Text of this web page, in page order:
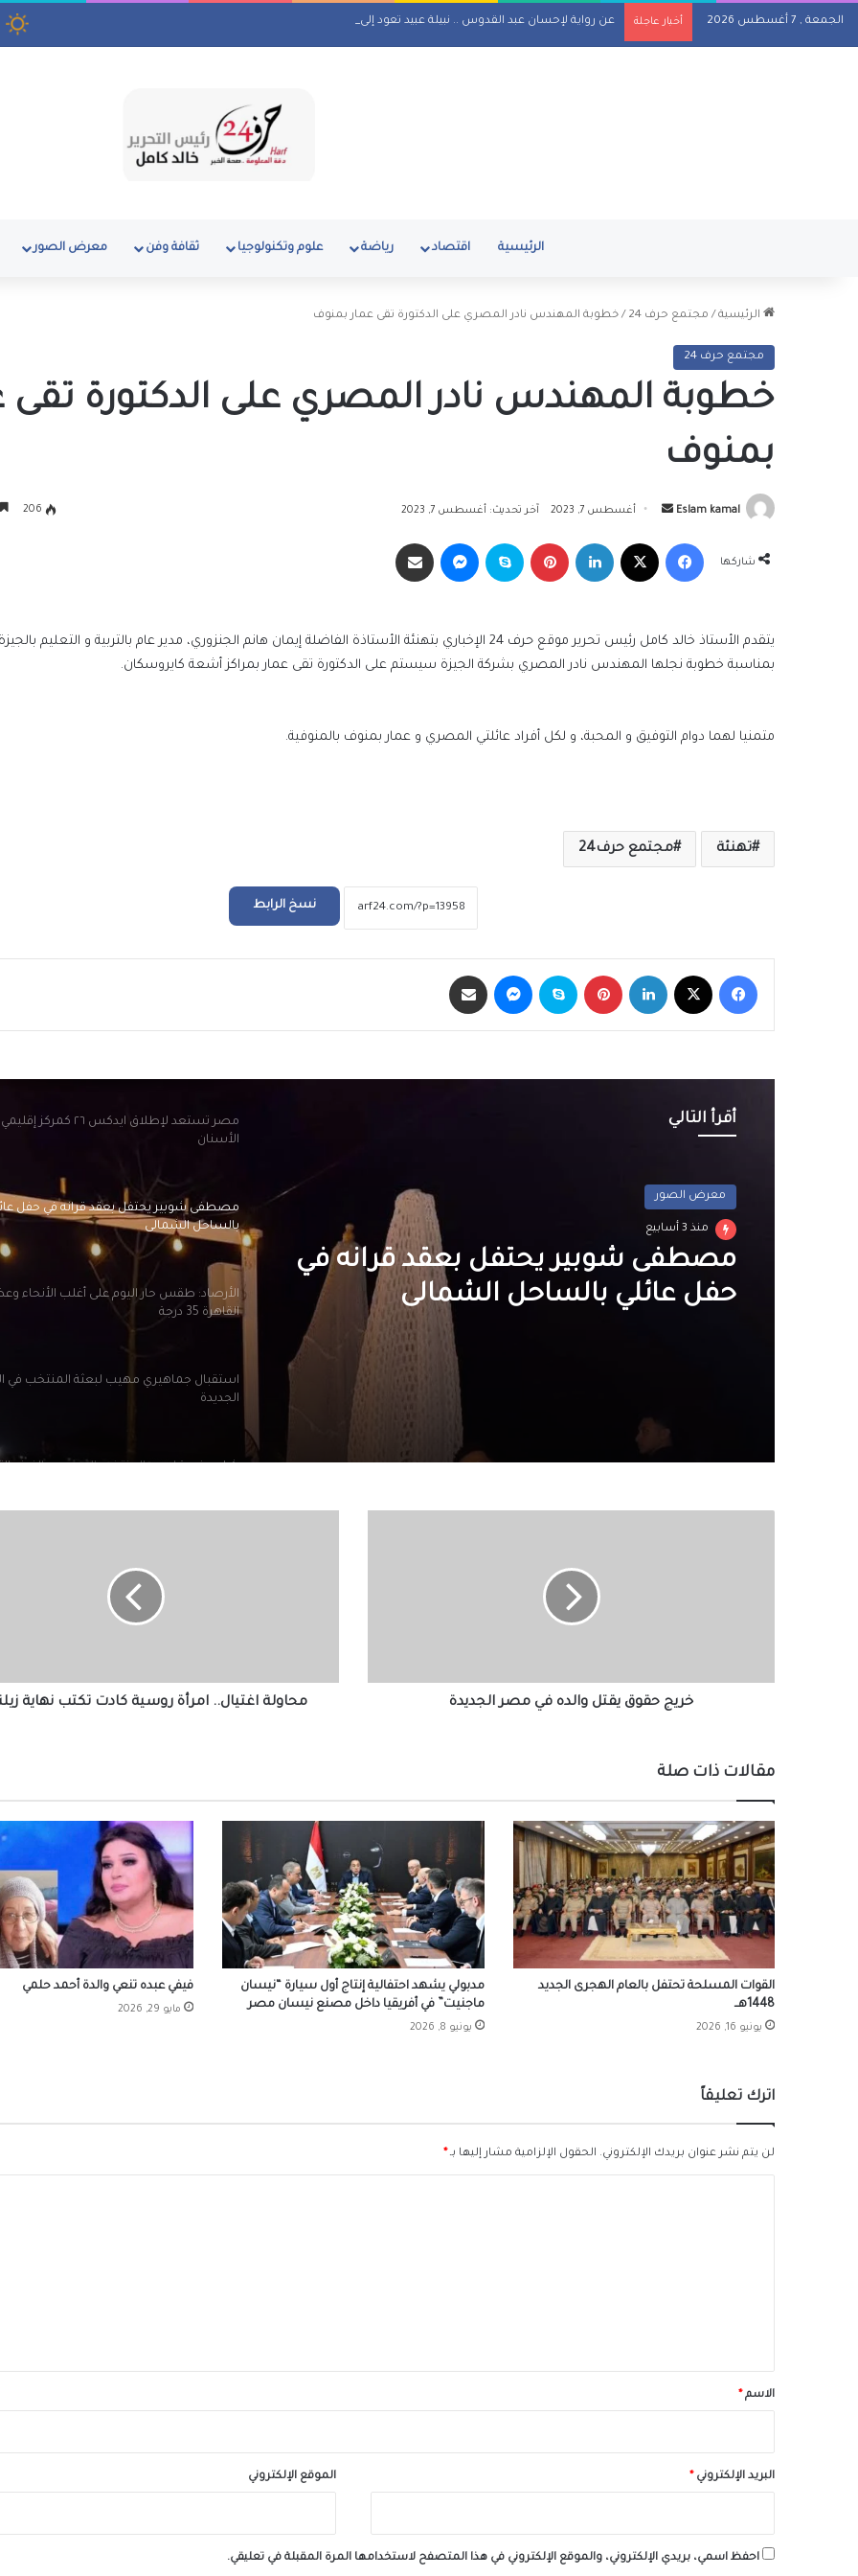
الجمعة , 7 أغسطس 2026 أخبار عاجلة عن رواية لإحسان عبد القدوس .. نبيلة عبيد تعود إلى ماسبيرو بمسلسل إذاعي
الرئيسية اقتصاد رياضة علوم وتكنولوجيا ثقافة وفن معرض الصور
الرئيسية / مجتمع حرف 24 / خطوبة المهندس نادر المصري على الدكتورة تقى عمار بمنوف
مجتمع حرف 24
خطوبة المهندس نادر المصري على الدكتورة تقى
بمنوف
Eslam kamal
أرسل
إلكترونيا
أغسطس 7, 2023 آخر تحديث: أغسطس 7, 2023 206
شاركها
فيسبوك لينكدإن بينتيريست سكايب ماسنجر
يتقدم الأستاذ خالد كامل رئيس تحرير موقع حرف 24 الإخباري بتهنئة الأستاذة الفاضلة إيمان هانم الجنزوري، مدير عام بالتربية و التعليم
بمناسبة خطوبة نجلها المهندس نادر المصري بشركة الجيزة سيستم على الدكتورة تقى عمار بمراكز أشعة كايروسكان.
متمنيا لهما دوام التوفيق و المحبة، و لكل أفراد عائلتي المصري و عمار بمنوف بالمنوفية.
تهنئة مجتمع حرف24
نسخ الرابط
فيسبوك لينكدإن بينتيريست سكايب ماسنجر
أقرأ التالي
معرض الصور
منذ 3 أسابيع
مصطفى شوبير يحتفل بعقد قرانه في
حفل عائلي بالساحل الشمالى
مصر تستعد لإطلاق ايدكس ٢٦
الأسنان
مصطفى شوبير يحتفل بعقد قرانه في حفل
بالساحل الشمالى
الأرصاد: طقس حار اليوم على أغلب الأنحاء
القاهرة 35 درجة
استقبال جماهيري مهيب لبعثة المنتخب في
الجديدة
المنشاوي.. صوت الخشوع ومدرسة التلاوة
وفاة الفنان محمد مرزبان إثر حادث التصادم
على طريق مصر الإسماعيلية
مصر تستعد لإطلاق ايدكس ٢٦
القاهرة 35 درجة
خريج حقوق يقتل والده في مصر الجديدة محاولة اغتيال.. امرأة روسية كادت تكتب نهاية
مقالات ذات صلة
القوات المسلحة تحتفل بالعام الهجرى الجديد
1448هــ
يونيو 16, 2026
مدبولي يشهد احتفالية إنتاج أول سيارة “نيسان
ماجنيت” في أفريقيا داخل مصنع نيسان مصر
يونيو 8, 2026
فيفي عبده تنعي والدة أحمد حلمي
مايو 29, 2026
اترك تعليقاً
لن يتم نشر عنوان بريدك الإلكتروني. الحقول الإلزامية مشار إليها بـ *
*الاسم *
البريد الإلكتروني * الموقع الإلكتروني
احفظ اسمي، بريدي الإلكتروني، والموقع الإلكتروني في هذا المتصفح لاستخدامها المرة المقبلة في تعليقي.